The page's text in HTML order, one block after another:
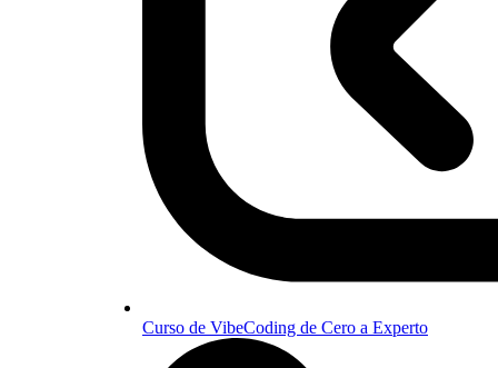
Curso de VibeCoding de Cero a Experto